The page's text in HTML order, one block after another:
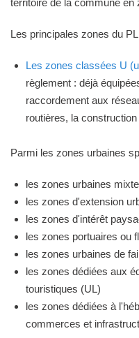
territoire de la commune en
Les principales zones du
Les zones classées U
règlement : déjà
raccordement aux
routières, la
Parmi les zones urbaines
les zones urbaines
les zones d'extension
les zones d'intérêt
les zones portuaires ou
les zones urbaines de
les zones dédiées aux
touristiques (UL)
les zones dédiées à
commerces et